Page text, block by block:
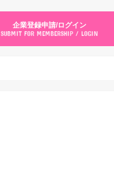
企業登録申請/ログイン
SUBMIT FOR MEMBERSHIP / LOGIN